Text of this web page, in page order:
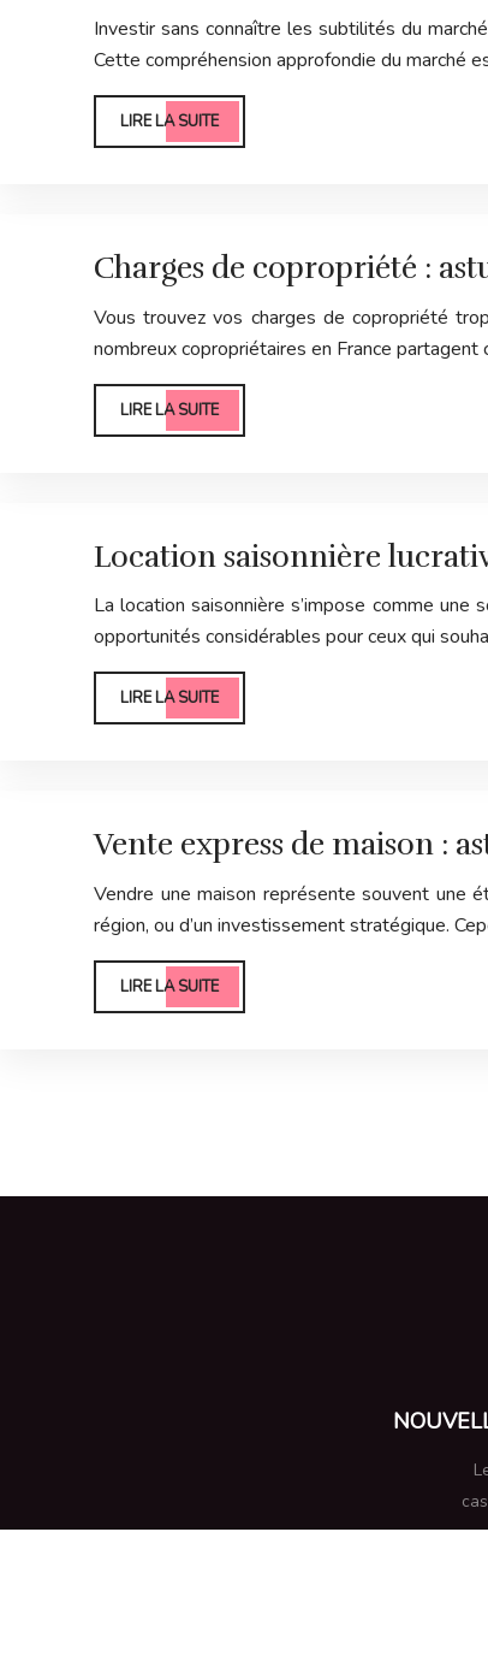
Investir sans connaître les subtilités du
Cette compréhension approfondie du marché
LIRE LA SUITE
Charges de copropriété :
Vous trouvez vos charges de copropriété
nombreux copropriétaires en France
LIRE LA SUITE
Location saisonnière
La location saisonnière s’impose comme
opportunités considérables pour ceux qui
LIRE LA SUITE
Vente express de maison :
Vendre une maison représente souvent une
région, ou d’un investissement stratégique.
LIRE LA SUITE